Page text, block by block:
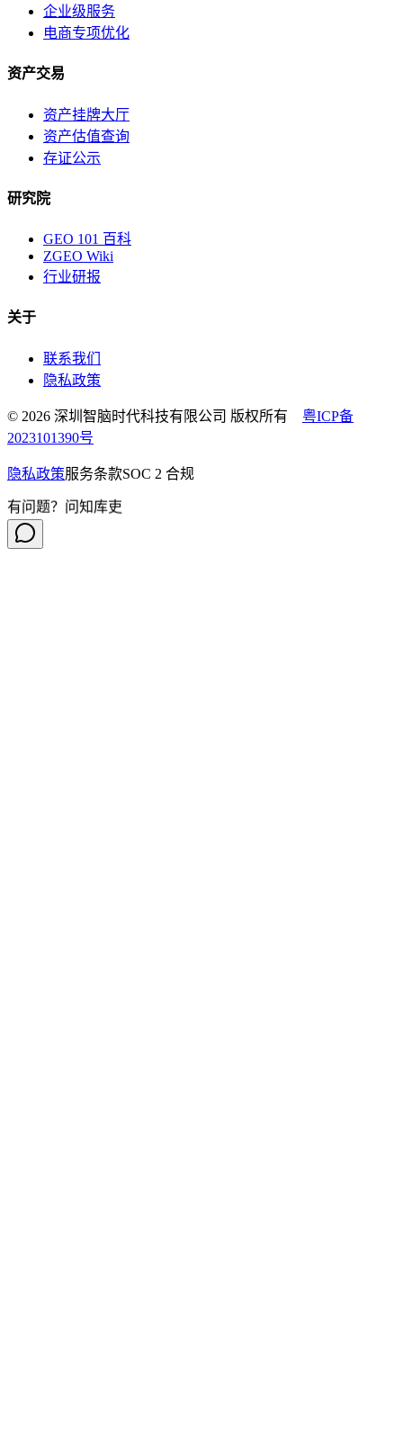
企业级服务
电商专项优化
资产交易
资产挂牌大厅
资产估值查询
存证公示
研究院
GEO 101 百科
ZGEO Wiki
行业研报
关于
联系我们
隐私政策
© 2026 深圳智脑时代科技有限公司 版权所有 粤ICP备
2023101390号
隐私政策服务条款SOC 2 合规
有问题？问知库吏